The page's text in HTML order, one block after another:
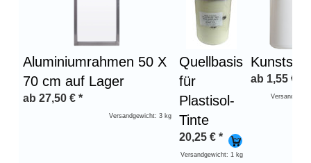
Aluminiumrahmen 50 X
70 cm auf Lager
ab 27,50 € *
Versandgewicht: 3 kg
Quellbasis
für
Plastisol-
Tinte
20,25 € *
Versandgewicht: 1 kg
ab 1,55 €